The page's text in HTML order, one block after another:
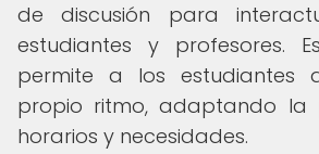
de discusión para
estudiantes y profesores.
permite a los estudiantes
propio ritmo, adaptando la
horarios y necesidades.